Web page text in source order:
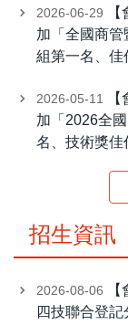
2026-06-29
加「全國商管
組第一名、佳
2026-05-11
加「2026全
名、技術獎佳
招生資訊
2026-08-06
四技聯合登